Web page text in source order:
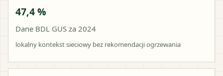
47,4 %
Dane BDL GUS za 2024
lokalny kontekst sieciowy bez rekomendacji ogrzewania